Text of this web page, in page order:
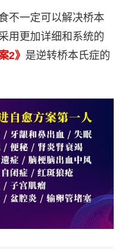
不一定可以解决桥本
用更加详细和系统的
2》 是逆转桥本氏症的